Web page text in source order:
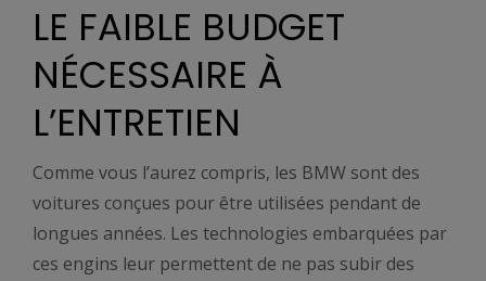
LE FAIBLE BUDGET
NÉCESSAIRE À
L’ENTRETIEN
Comme vous l’aurez compris, les BMW sont des
voitures conçues pour être utilisées pendant de
longues années. Les technologies embarquées par
ces engins leur permettent de ne pas subir des